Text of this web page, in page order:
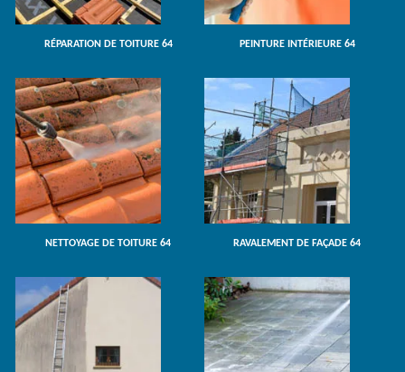
RÉPARATION DE TOITURE 64 PEINTURE INTÉRIEURE 64
NETTOYAGE DE TOITURE 64 RAVALEMENT DE FAÇADE 64